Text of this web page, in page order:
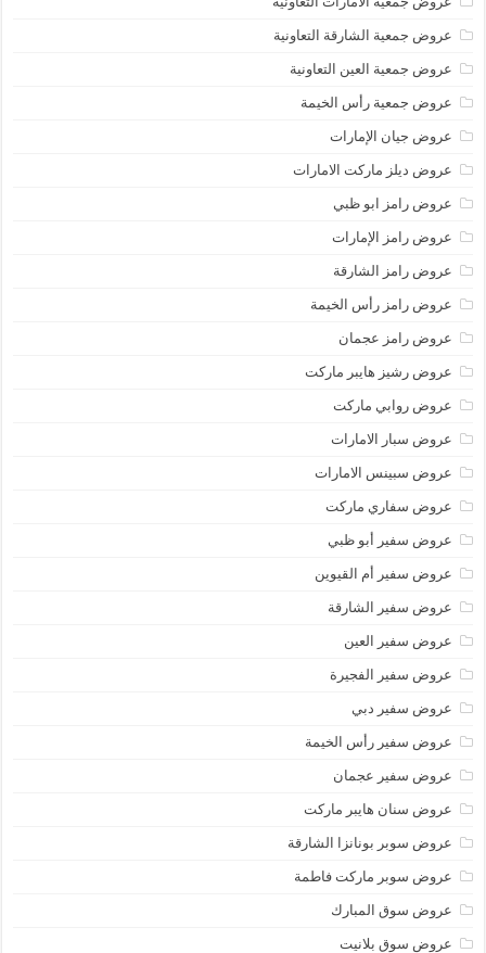
عروض جمعية الشارقة التعاونية
عروض جمعية العين التعاونية
عروض جمعية رأس الخيمة
عروض جيان الإمارات
عروض ديلز ماركت الامارات
عروض رامز ابو ظبي
عروض رامز الإمارات
عروض رامز الشارقة
عروض رامز رأس الخيمة
عروض رامز عجمان
عروض رشيز هايبر ماركت
عروض روابي ماركت
عروض سبار الامارات
عروض سبينس الامارات
عروض سفاري ماركت
عروض سفير أبو ظبي
عروض سفير أم القيوين
عروض سفير الشارقة
عروض سفير العين
عروض سفير الفجيرة
عروض سفير دبي
عروض سفير رأس الخيمة
عروض سفير عجمان
عروض سنان هايبر ماركت
عروض سوبر بونانزا الشارقة
عروض سوبر ماركت فاطمة
عروض سوق المبارك
عروض سوق بلانيت